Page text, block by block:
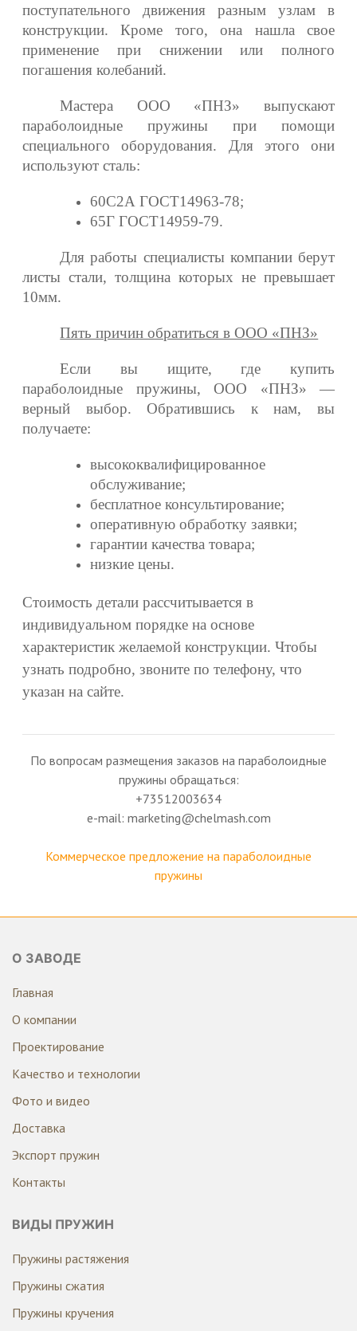
поступательного движения разным узлам в
конструкции. Кроме того, она нашла свое
применение при снижении или полного
погашения колебаний.
Мастера ООО «ПНЗ» выпускают
параболоидные пружины
при помощи
специального оборудования. Для этого они
используют сталь:
60С2А ГОСТ14963-78;
65Г ГОСТ14959-79.
Для работы специалисты компании берут
листы стали, толщина которых не превышает
10мм.
Пять причин обратиться в ООО «ПНЗ»
Если вы ищите, где купить
параболоидные пружины, ООО «ПНЗ» —
верный выбор. Обратившись к нам, вы
получаете:
высококвалифицированное
обслуживание;
бесплатное консультирование;
оперативную обработку заявки;
гарантии качества товара;
низкие цены.
Стоимость детали рассчитывается в
индивидуальном порядке на основе
характеристик желаемой конструкции. Чтобы
узнать подробно, звоните по телефону, что
указан на сайте.
По вопросам размещения заказов на параболоидные
пружины обращаться:
+73512003634
e-mail: marketing@chelmash.com
Коммерческое предложение на параболоидные
пружины
О ЗАВОДЕ
Главная
О компании
Проектирование
Качество и технологии
Фото и видео
Доставка
Экспорт пружин
Контакты
ВИДЫ ПРУЖИН
Пружины растяжения
Пружины сжатия
Пружины кручения